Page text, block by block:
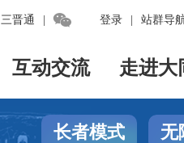
登录 站群导
三晋通 
互动交流 走进大
长者模式 无